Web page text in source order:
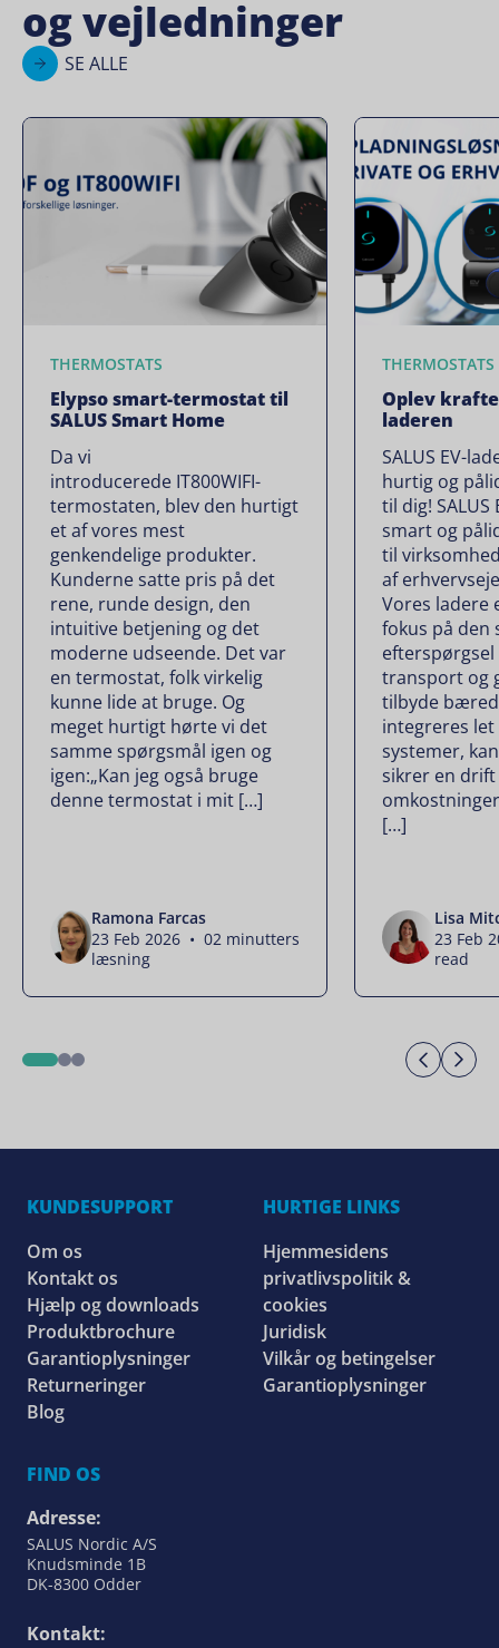
og vejledninger
SE ALLE
THERMOSTATS
Elypso smart-termostat til
SALUS Smart Home
Da vi
introducerede IT800WIFI-
termostaten, blev den hurtigt
et af vores mest
genkendelige produkter.
Kunderne satte pris på det
rene, runde design, den
intuitive betjening og det
moderne udseende. Det var
en termostat, folk virkelig
kunne lide at bruge. Og
meget hurtigt hørte vi det
samme spørgsmål igen og
igen:„Kan jeg også bruge
denne termostat i mit […]
Ramona Farcas
23 Feb 2026 • 02 minutters
læsning
THERMOSTATS
Oplev
laderen
SALUS EV-
hurtig og
til dig! SALUS
smart og
til
af
Vores ladere
fokus på den
transport og
tilbyde
integreres
systemer,
sikrer en drift
[…]
Lisa
23 Feb
read
12
KUNDESUPPORT
Om os
Kontakt os
Hjælp og downloads
Produktbrochure
Garantioplysninger
Returneringer
Blog
HURTIGE LINKS
Hjemmesidens
privatlivspolitik &
cookies
Juridisk
Vilkår og betingelser
Garantioplysninger
FIND OS
Adresse:
SALUS Nordic A/S
Knudsminde 1B
DK-8300 Odder
Kontakt: